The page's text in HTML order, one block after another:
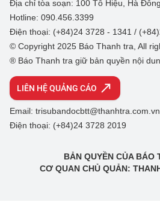
Địa chỉ tòa soạn: 100 Tô Hiệu, Hà
Hotline: 090.456.3399
Điện thoại: (+84)24 3728 - 1341 /
© Copyright 2025 Báo Thanh tra, All
® Báo Thanh tra giữ bản quyền nội
LIÊN HỆ QUẢNG CÁO
Email: trisubandocbtt@thanhtra.com.vn
Điện thoại: (+84)24 3728 2019
BẢN QUYỀN CỦA BÁO
CƠ QUAN CHỦ QUẢN: